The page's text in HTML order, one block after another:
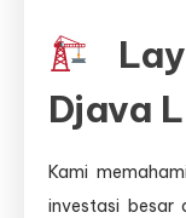
Djava
Kami
investasi besar